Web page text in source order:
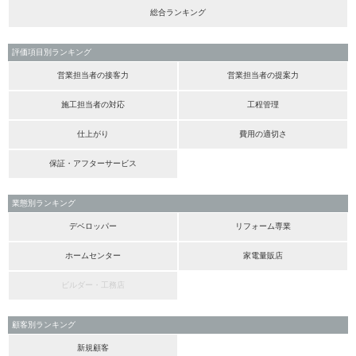
総合ランキング
評価項目別ランキング
営業担当者の接客力 営業担当者の提案力
施工担当者の対応 工程管理
仕上がり 費用の適切さ
保証・アフターサービス
業態別ランキング
デベロッパー リフォーム専業
ホームセンター 家電量販店
ビルダー・工務店
顧客別ランキング
新規顧客